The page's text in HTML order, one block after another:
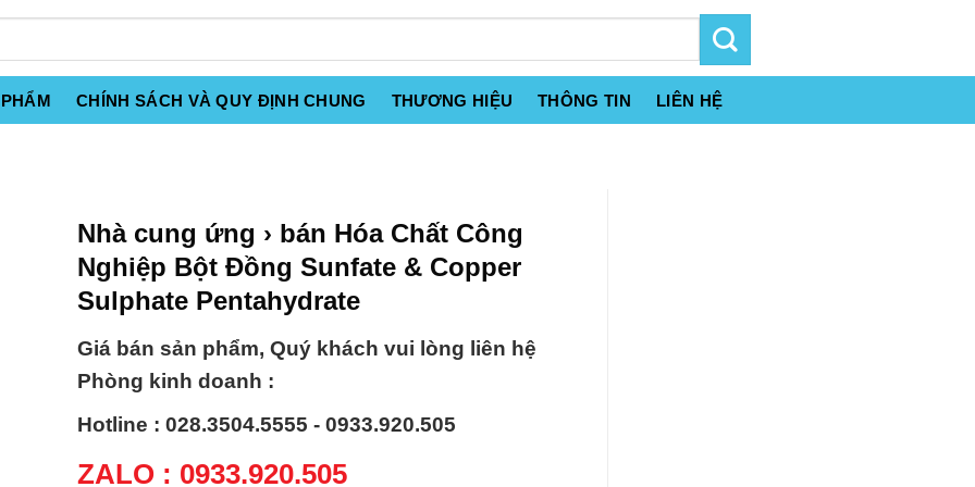
CHÍNH SÁCH VÀ QUY ĐỊNH CHUNG THƯƠNG HIỆU THÔNG TIN LIÊN HỆ
Nhà cung ứng › bán Hóa Chất Công
Nghiệp Bột Đồng Sunfate & Copper
Sulphate Pentahydrate
Giá bán sản phẩm, Quý khách vui lòng liên hệ
Phòng kinh doanh :
Hotline : 028.3504.5555 - 0933.920.505
ZALO : 0933.920.505